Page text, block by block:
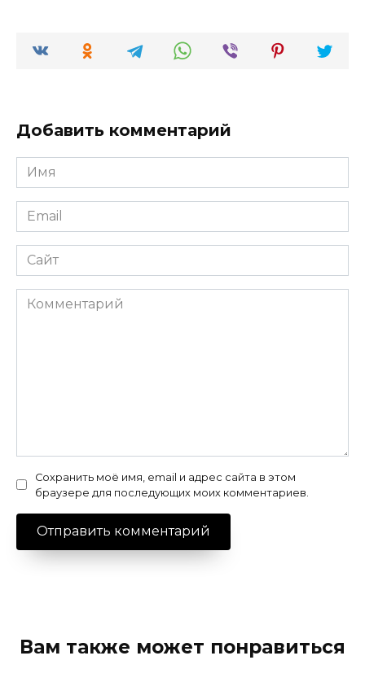
Добавить комментарий
Имя
*
Email
*
Сайт
Комментарий
Сохранить моё имя, email и адрес сайта в этом
браузере для последующих моих комментариев.
Вам также может понравиться